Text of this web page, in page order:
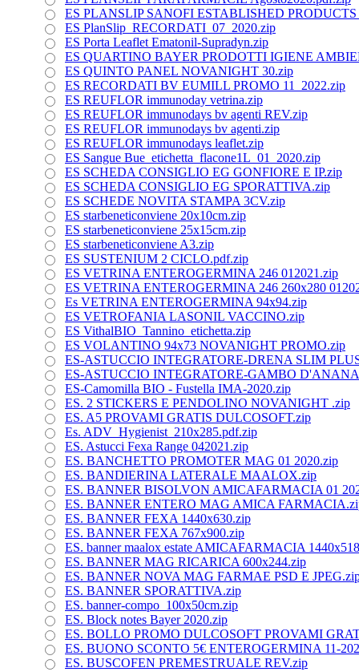
ES PLANSLIP SANOFI ESTABLISHED PRODUCTS
ES PlanSlip_RECORDATI_07_2020.zip
ES Porta Leaflet Ematonil-Supradyn.zip
ES QUARTINO BAYER PRODOTTI IGIENE
ES QUINTO PANEL NOVANIGHT 30.zip
ES RECORDATI BV EUMILL PROMO 11_2022.zip
ES REUFLOR immunoday vetrina.zip
ES REUFLOR immunodays bv agenti REV.zip
ES REUFLOR immunodays bv agenti.zip
ES REUFLOR immunodays leaflet.zip
ES Sangue Bue_etichetta_flacone1L_01_2020.zip
ES SCHEDA CONSIGLIO EG GONFIORE E IP.zip
ES SCHEDA CONSIGLIO EG SPORATTIVA.zip
ES SCHEDE NOVITA STAMPA 3CV.zip
ES starbeneticonviene 20x10cm.zip
ES starbeneticonviene 25x15cm.zip
ES starbeneticonviene A3.zip
ES SUSTENIUM 2 CICLO.pdf.zip
ES VETRINA ENTEROGERMINA 246 012021.zip
ES VETRINA ENTEROGERMINA 246 260x280
Es VETRINA ENTEROGERMINA 94x94.zip
ES VETROFANIA LASONIL VACCINO.zip
ES VithalBIO_Tannino_etichetta.zip
ES VOLANTINO 94x73 NOVANIGHT PROMO.zip
ES-ASTUCCIO INTEGRATORE-DRENA SLIM
ES-ASTUCCIO INTEGRATORE-GAMBO
ES-Camomilla BIO - Fustella IMA-2020.zip
ES. 2 STICKERS E PENDOLINO NOVANIGHT .zip
ES. A5 PROVAMI GRATIS DULCOSOFT.zip
Es. ADV_Hygienist_210x285.pdf.zip
ES. Astucci Fexa Range 042021.zip
ES. BANCHETTO PROMOTER MAG 01 2020.zip
ES. BANDIERINA LATERALE MAALOX.zip
ES. BANNER BISOLVON AMICAFARMACIA 01
ES. BANNER ENTERO MAG AMICA
ES. BANNER FEXA 1440x630.zip
ES. BANNER FEXA 767x900.zip
ES. banner maalox estate AMICAFARMACIA
ES. BANNER MAG RICARICA 600x244.zip
ES. BANNER NOVA MAG FARMAE PSD E
ES. BANNER SPORATTIVA.zip
ES. banner-compo_100x50cm.zip
ES. Block notes Bayer 2020.zip
ES. BOLLO PROMO DULCOSOFT PROVAMI
ES. BUONO SCONTO 5€ ENTEROGERMINA 11-
ES. BUSCOFEN PREMESTRUALE REV.zip